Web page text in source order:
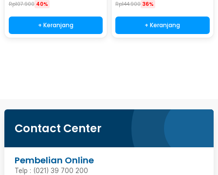
Rp107.900 40%
+ Keranjang
Rp144.900 36%
+ Keranjang
Contact Center
Pembelian Online
Telp : (021) 39 700 200